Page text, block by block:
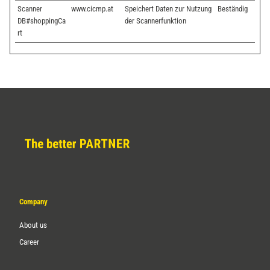
Scanner
DB#shoppingCa
rt
www.cicmp.at
Speichert Daten zur Nutzung
der Scannerfunktion
Beständig
Company
About us
Career